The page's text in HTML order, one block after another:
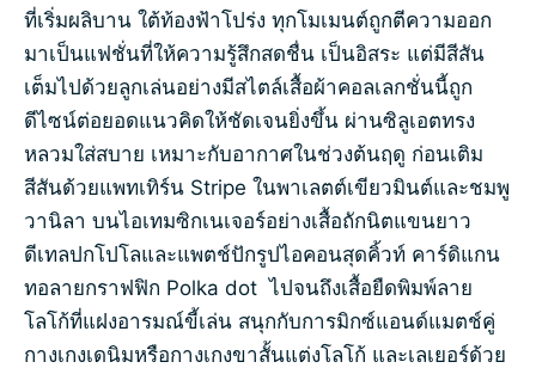
ที่เริ่มผลิบาน ใต้ท้องฟ้าโปร่ง ทุกโมเมนต์ถูกตีความออก
มาเป็นแฟชั่นที่ให้ความรู้สึกสดชื่น เป็นอิสระ แต่มีสีสัน
เต็มไปด้วยลูกเล่นอย่างมีสไตล์เสื้อผ้าคอลเลกชั่นนี้ถูก
ดีไซน์ต่อยอดแนวคิดให้ชัดเจนยิ่งขึ้น ผ่านซิลูเอตทรง
หลวมใส่สบาย เหมาะกับอากาศในช่วงต้นฤดู ก่อนเติม
สีสันด้วยแพทเทิร์น Stripe ในพาเลตต์เขียวมินต์และชมพู
วานิลา บนไอเทมซิกเนเจอร์อย่างเสื้อถักนิตแขนยาว
ดีเทลปกโปโลและแพตช์ปักรูปไอคอนสุดคิ้วท์ คาร์ดิแกน
ทอลายกราฟฟิก Polka dot ไปจนถึงเสื้อยืดพิมพ์ลาย
โลโก้ที่แฝงอารมณ์ขี้เล่น สนุกกับการมิกซ์แอนด์แมตช์คู่
กางเกงเดนิมหรือกางเกงขาสั้นแต่งโลโก้ และเลเยอร์ด้วย